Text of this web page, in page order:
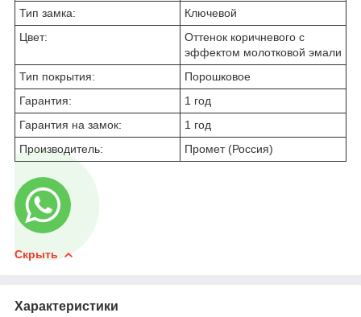
Тип замка:
Ключевой
Цвет:
Оттенок коричневого с
эффектом молотковой эмали
Тип покрытия:
Порошковое
Гарантия:
1 год
Гарантия на замок:
1 год
Производитель:
Промет (Россия)
Скрыть
Характеристики